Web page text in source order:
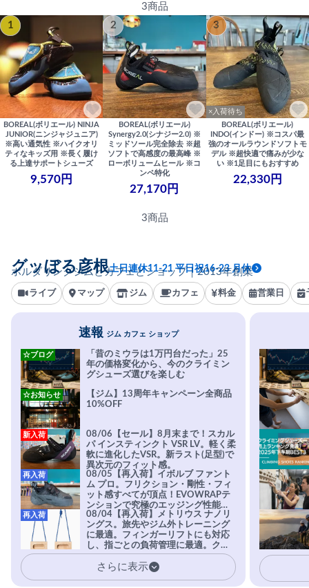
3商品
1
BOREAL(ボリエール) NINJA
JUNIOR(ニンジャジュニア)
※高い通気性 ※ハイクオリ
ティなキッズ用 ※長く履け
る上達サポートシューズ
9,570円
2
BOREAL(ボリエール)
Synergy2.0(シナジー2.0) ※
ミッドソール完全除去 ※超
ソフトで高感度の最高峰 ※
ローボリュームヒール ※コ
ンペ特化
27,170円
3
×入荷待ち
BOREAL(ボリエール)
INDO(インドー) ※コスパ最
強のオールラウンドソフトモ
デル ※超快適で痛みが少な
い ※1足目にもおすすめ
22,330円
3商品
ボルダリングジムとカフェとショップ｜2013年創業
グッぼる彦根土日連休11-21 平日祝16-23 月休
ライブ マップ ジム カフェ 料金 営業日
速報 ジム カフェ ショップ
「昔のミウラは1万円台だった」25
年の価格変化から、今のクライミン
グシューズ選びを楽しむ
☆ブログ
【ジム】13周年キャンペーン全商品
10%OFF
☆お知らせ
08/06【セール】8月末まで！スカル
パ インスティンクト VSR LV。軽く柔
軟に進化したVSR。新ラスト(足型)で
異次元のフィット感。
新入荷
08/05【再入荷】イボルブ ファント
ム プロ。フリクション・剛性・フィ
ット感すべてが頂点！EVOWRAPテ
ンションで究極のエッジング性能を
実現。進化系ラバーEvo-74はTRAX
を凌駕する粘着力で極小ホールドに
安心感。
再入荷
08/04【再入荷】メトリウス ナノリ
ングス。旅先やジム外トレーニング
に最適。フィンガーリフトにも対応
し、指ごとの負荷管理に最適。クラ
イマーの指を本気で鍛えるギア。
再入荷
さらに表示